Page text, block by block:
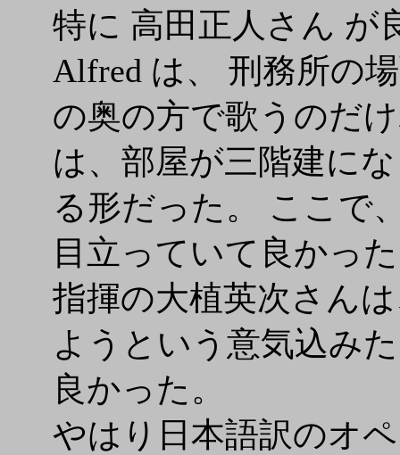
特に 高田正人さん が
Alfred は、 刑務所の
の奥の方で歌うのだ
は、部屋が三階建に
る形だった。 ここで
目立っていて良かっ
指揮の大植英次さん
ようという意気込み
良かった。
やはり日本語訳のオ